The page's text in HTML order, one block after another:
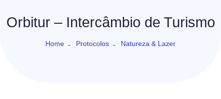
Orbitur – Intercâmbio de Turismo
Home Protocolos Natureza & Lazer